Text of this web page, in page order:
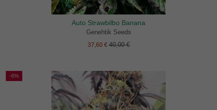
Auto Strawbilbo Banana
Genehtik Seeds
37,60 €40,00 €
-6%